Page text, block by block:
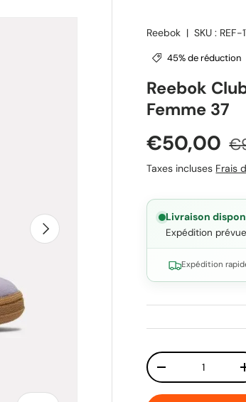
Suivant
Reebok |SKU : REF-
45% de réduction
Reebok
Femme 37
Prix soldé
€50,00
Taxes incluses Frais
Livraison
Expédition
Expédition
Qté
Diminuer la